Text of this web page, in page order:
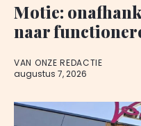
Motie:
naar
VAN ONZE REDACTIE
augustus 7, 2026